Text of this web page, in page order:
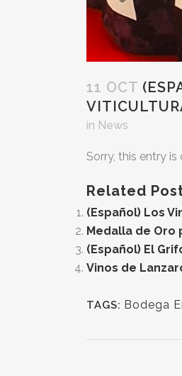
11 OCT
in News
Sorry, this entry
Related
(Español) Los
Medalla de Oro
(Español) El
Vinos de
TAGS: Bodega